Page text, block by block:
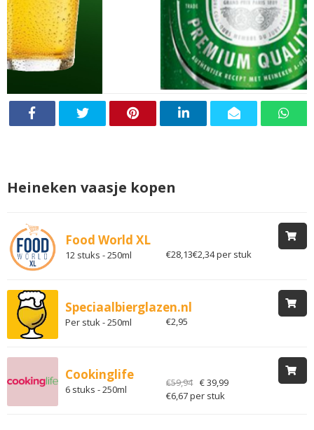
Heineken vaasje kopen
Food World XL
12 stuks - 250ml €28,13€2,34 per stuk
Speciaalbierglazen.nl
Per stuk - 250ml €2,95
Cookinglife
6 stuks - 250ml
€59,94 € 39,99
€6,67 per stuk